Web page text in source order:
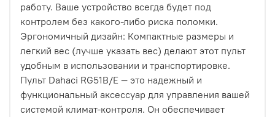
работу. Ваше устройство всегда будет под
контролем без какого-либо риска поломки.
Эргономичный дизайн: Компактные размеры и
легкий вес (лучше указать вес) делают этот пульт
удобным в использовании и транспортировке.
Пульт Dahaci RG51B/E — это надежный и
функциональный аксессуар для управления вашей
системой климат-контроля. Он обеспечивает